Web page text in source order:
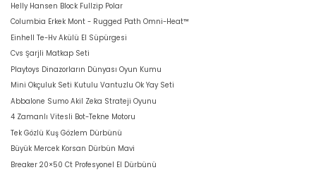
Helly Hansen Block Fullzip Polar
Columbia Erkek Mont - Rugged Path Omni-Heat™
Einhell Te-Hv Akülü El Süpürgesi
Cvs Şarjli Matkap Seti
Playtoys Dinazorların Dünyası Oyun Kumu
Mini Okçuluk Seti Kutulu Vantuzlu Ok Yay Seti
Abbalone Sumo Akil Zeka Strateji Oyunu
4 Zamanlı Vitesli Bot-Tekne Motoru
Tek Gözlü Kuş Gözlem Dürbünü
Büyük Mercek Korsan Dürbün Mavi
Breaker 20×50 Ct Profesyonel El Dürbünü